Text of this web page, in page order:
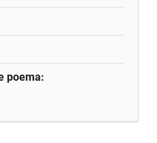
poema: